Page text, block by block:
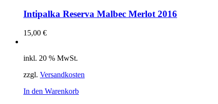
Intipalka Reserva Malbec Merlot 2016
15,00 €
inkl. 20 % MwSt.
zzgl. Versandkosten
In den Warenkorb